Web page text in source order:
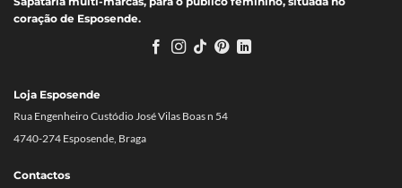
coração de Esposende.
Loja Esposende
Rua Engenheiro Custódio José Vilas Boas n 54
4740-274 Esposende, Braga
Contactos